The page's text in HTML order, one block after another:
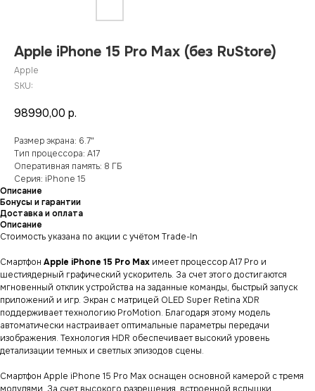
Apple iPhone 15 Pro Max (без RuStore)
Apple
SKU:
98990,00 р.
Размер экрана: 6.7"
Тип процессора: A17
Оперативная память: 8 ГБ
Серия: iPhone 15
Описание
Бонусы и гарантии
Доставка и оплата
Описание
Стоимость указана по акции с учётом Trade-In
Cмартфон Apple iPhone 15 Pro Max имеет процессор A17 Pro и
шестиядерный графический ускоритель. За счет этого достигаются
мгновенный отклик устройства на заданные команды, быстрый запуск
приложений и игр. Экран с матрицей OLED Super Retina XDR
поддерживает технологию ProMotion. Благодаря этому модель
автоматически настраивает оптимальные параметры передачи
изображения. Технология HDR обеспечивает высокий уровень
детализации темных и светлых эпизодов сцены.
Смартфон Apple iPhone 15 Pro Max оснащен основной камерой с тремя